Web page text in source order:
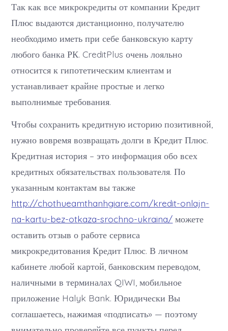
Так как все микрокредиты от компании Кредит
Плюс выдаются дистанционно, получателю
необходимо иметь при себе банковскую карту
любого банка РК. CreditPlus очень лояльно
относится к гипотетическим клиентам и
устанавливает крайне простые и легко
выполнимые требования.
Чтобы сохранить кредитную историю позитивной,
нужно вовремя возвращать долги в Кредит Плюс.
Кредитная история – это информация обо всех
кредитных обязательствах пользователя. По
указанным контактам вы также
http://chothueamthanhgiare.com/kredit-onlajn-
na-kartu-bez-otkaza-srochno-ukraina/ можете
оставить отзыв о работе сервиса
микрокредитования Кредит Плюс. В личном
кабинете любой картой, банковским переводом,
наличными в терминалах QIWI, мобильное
приложение Halyk Bank. Юридически Вы
соглашаетесь, нажимая «подписать» — поэтому